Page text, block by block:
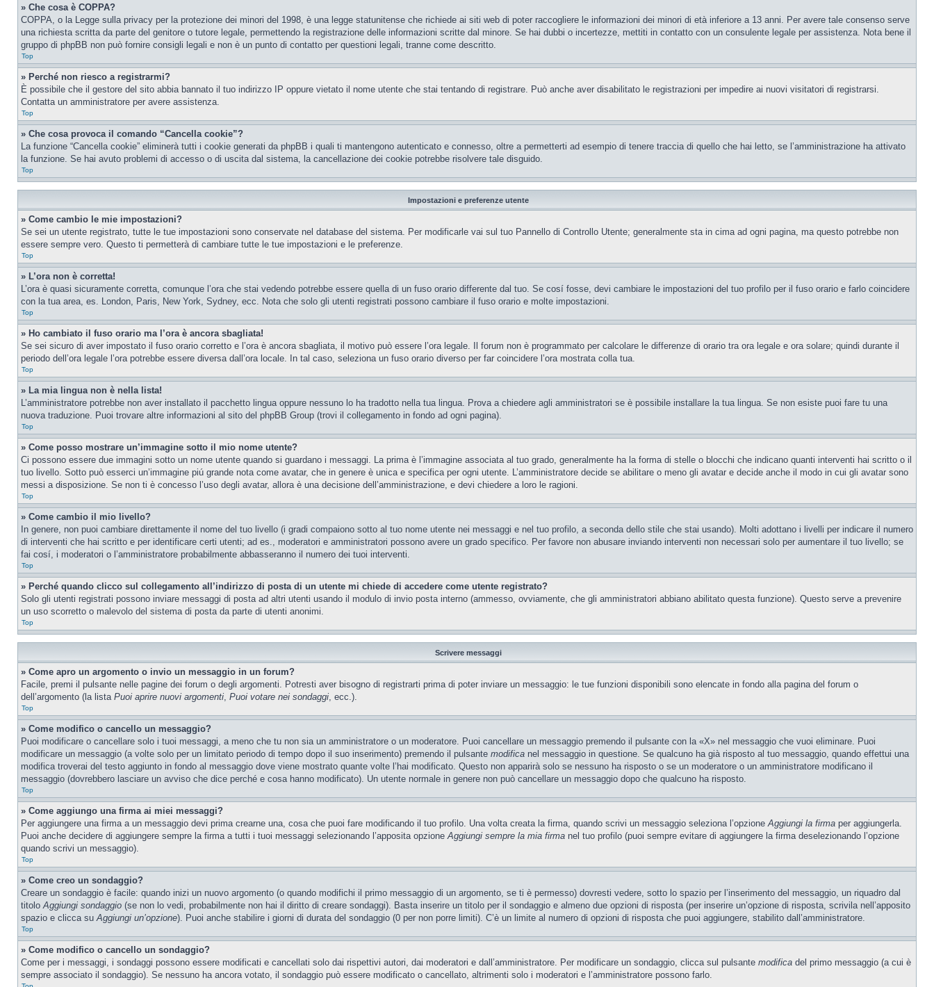
» Che cosa è COPPA?
COPPA, o la Legge sulla privacy per la protezione dei minori del 1998, è una legge statunitense che richiede ai siti web di poter raccogliere le informazioni dei minori di età inferiore a 13 anni. Per avere tale consenso serve
una richiesta scritta da parte del genitore o tutore legale, permettendo la registrazione delle informazioni scritte dal minore. Se hai dubbi o incertezze, mettiti in contatto con un consulente legale per assistenza. Nota bene il
gruppo di phpBB non può fornire consigli legali e non è un punto di contatto per questioni legali, tranne come descritto.
Top
» Perché non riesco a registrarmi?
È possibile che il gestore del sito abbia bannato il tuo indirizzo IP oppure vietato il nome utente che stai tentando di registrare. Può anche aver disabilitato le registrazioni per impedire ai nuovi visitatori di registrarsi.
Contatta un amministratore per avere assistenza.
Top
» Che cosa provoca il comando “Cancella cookie”?
La funzione “Cancella cookie” eliminerà tutti i cookie generati da phpBB i quali ti mantengono autenticato e connesso, oltre a permetterti ad esempio di tenere traccia di quello che hai letto, se l’amministrazione ha attivato
la funzione. Se hai avuto problemi di accesso o di uscita dal sistema, la cancellazione dei cookie potrebbe risolvere tale disguido.
Top
Impostazioni e preferenze utente
» Come cambio le mie impostazioni?
Se sei un utente registrato, tutte le tue impostazioni sono conservate nel database del sistema. Per modificarle vai sul tuo Pannello di Controllo Utente; generalmente sta in cima ad ogni pagina, ma questo potrebbe non
essere sempre vero. Questo ti permetterà di cambiare tutte le tue impostazioni e le preferenze.
Top
» L’ora non è corretta!
L’ora è quasi sicuramente corretta, comunque l’ora che stai vedendo potrebbe essere quella di un fuso orario differente dal tuo. Se cosí fosse, devi cambiare le impostazioni del tuo profilo per il fuso orario e farlo coincidere
con la tua area, es. London, Paris, New York, Sydney, ecc. Nota che solo gli utenti registrati possono cambiare il fuso orario e molte impostazioni.
Top
» Ho cambiato il fuso orario ma l’ora è ancora sbagliata!
Se sei sicuro di aver impostato il fuso orario corretto e l’ora è ancora sbagliata, il motivo può essere l’ora legale. Il forum non è programmato per calcolare le differenze di orario tra ora legale e ora solare; quindi durante il
periodo dell’ora legale l’ora potrebbe essere diversa dall’ora locale. In tal caso, seleziona un fuso orario diverso per far coincidere l’ora mostrata colla tua.
Top
» La mia lingua non è nella lista!
L’amministratore potrebbe non aver installato il pacchetto lingua oppure nessuno lo ha tradotto nella tua lingua. Prova a chiedere agli amministratori se è possibile installare la tua lingua. Se non esiste puoi fare tu una
nuova traduzione. Puoi trovare altre informazioni al sito del phpBB Group (trovi il collegamento in fondo ad ogni pagina).
Top
» Come posso mostrare un’immagine sotto il mio nome utente?
Ci possono essere due immagini sotto un nome utente quando si guardano i messaggi. La prima è l’immagine associata al tuo grado, generalmente ha la forma di stelle o blocchi che indicano quanti interventi hai scritto o il
tuo livello. Sotto può esserci un’immagine piú grande nota come avatar, che in genere è unica e specifica per ogni utente. L’amministratore decide se abilitare o meno gli avatar e decide anche il modo in cui gli avatar sono
messi a disposizione. Se non ti è concesso l’uso degli avatar, allora è una decisione dell’amministrazione, e devi chiedere a loro le ragioni.
Top
» Come cambio il mio livello?
In genere, non puoi cambiare direttamente il nome del tuo livello (i gradi compaiono sotto al tuo nome utente nei messaggi e nel tuo profilo, a seconda dello stile che stai usando). Molti adottano i livelli per indicare il numero
di interventi che hai scritto e per identificare certi utenti; ad es., moderatori e amministratori possono avere un grado specifico. Per favore non abusare inviando interventi non necessari solo per aumentare il tuo livello; se
fai cosí, i moderatori o l’amministratore probabilmente abbasseranno il numero dei tuoi interventi.
Top
» Perché quando clicco sul collegamento all’indirizzo di posta di un utente mi chiede di accedere come utente registrato?
Solo gli utenti registrati possono inviare messaggi di posta ad altri utenti usando il modulo di invio posta interno (ammesso, ovviamente, che gli amministratori abbiano abilitato questa funzione). Questo serve a prevenire
un uso scorretto o malevolo del sistema di posta da parte di utenti anonimi.
Top
Scrivere messaggi
» Come apro un argomento o invio un messaggio in un forum?
Facile, premi il pulsante nelle pagine dei forum o degli argomenti. Potresti aver bisogno di registrarti prima di poter inviare un messaggio: le tue funzioni disponibili sono elencate in fondo alla pagina del forum o
dell’argomento (la lista Puoi aprire nuovi argomenti, Puoi votare nei sondaggi, ecc.).
Top
» Come modifico o cancello un messaggio?
Puoi modificare o cancellare solo i tuoi messaggi, a meno che tu non sia un amministratore o un moderatore. Puoi cancellare un messaggio premendo il pulsante con la «X» nel messaggio che vuoi eliminare. Puoi
modificare un messaggio (a volte solo per un limitato periodo di tempo dopo il suo inserimento) premendo il pulsante modifica nel messaggio in questione. Se qualcuno ha già risposto al tuo messaggio, quando effettui una
modifica troverai del testo aggiunto in fondo al messaggio dove viene mostrato quante volte l’hai modificato. Questo non apparirà solo se nessuno ha risposto o se un moderatore o un amministratore modificano il
messaggio (dovrebbero lasciare un avviso che dice perché e cosa hanno modificato). Un utente normale in genere non può cancellare un messaggio dopo che qualcuno ha risposto.
Top
» Come aggiungo una firma ai miei messaggi?
Per aggiungere una firma a un messaggio devi prima crearne una, cosa che puoi fare modificando il tuo profilo. Una volta creata la firma, quando scrivi un messaggio seleziona l’opzioneAggiungi la firma per aggiungerla.
Puoi anche decidere di aggiungere sempre la firma a tutti i tuoi messaggi selezionando l’apposita opzioneAggiungi sempre la mia firma nel tuo profilo (puoi sempre evitare di aggiungere la firma deselezionando l’opzione
quando scrivi un messaggio).
Top
» Come creo un sondaggio?
Creare un sondaggio è facile: quando inizi un nuovo argomento (o quando modifichi il primo messaggio di un argomento, se ti è permesso) dovresti vedere, sotto lo spazio per l’inserimento del messaggio, un riquadro dal
titoloAggiungi sondaggio (se non lo vedi, probabilmente non hai il diritto di creare sondaggi). Basta inserire un titolo per il sondaggio e almeno due opzioni di risposta (per inserire un’opzione di risposta, scrivila nell’apposito
spazio e clicca suAggiungi un’opzione). Puoi anche stabilire i giorni di durata del sondaggio (0 per non porre limiti). C’è un limite al numero di opzioni di risposta che puoi aggiungere, stabilito dall’amministratore.
Top
» Come modifico o cancello un sondaggio?
Come per i messaggi, i sondaggi possono essere modificati e cancellati solo dai rispettivi autori, dai moderatori e dall’amministratore. Per modificare un sondaggio, clicca sul pulsante modifica del primo messaggio (a cui è
sempre associato il sondaggio). Se nessuno ha ancora votato, il sondaggio può essere modificato o cancellato, altrimenti solo i moderatori e l’amministratore possono farlo.